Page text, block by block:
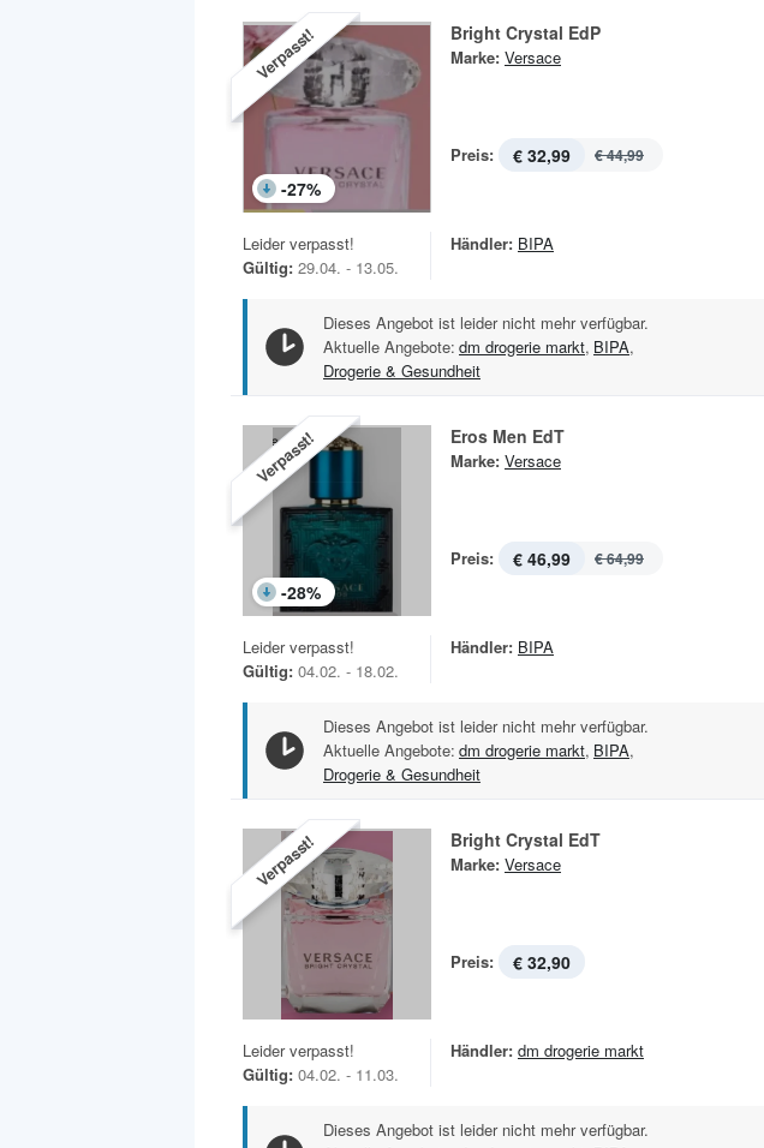
Verpasst!
-27%
Bright Crystal EdP
Marke: Versace
Preis: € 32,99 € 44,99
Leider verpasst!
Gültig: 29.04. - 13.05.
Händler: BIPA
Dieses Angebot ist leider nicht mehr verfügbar.
Aktuelle Angebote: dm drogerie markt, BIPA,
Drogerie & Gesundheit
Verpasst!
-28%
Eros Men EdT
Marke: Versace
Preis: € 46,99 € 64,99
Leider verpasst!
Gültig: 04.02. - 18.02.
Händler: BIPA
Dieses Angebot ist leider nicht mehr verfügbar.
Aktuelle Angebote: dm drogerie markt, BIPA,
Drogerie & Gesundheit
Verpasst! Bright Crystal EdT
Marke: Versace
Preis: € 32,90
Leider verpasst!
Gültig: 04.02. - 11.03.
Händler: dm drogerie markt
Dieses Angebot ist leider nicht mehr verfügbar.